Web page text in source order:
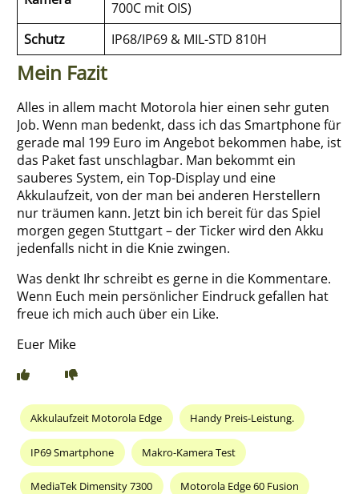
700C mit OIS)
Schutz
IP68/IP69 & MIL-STD 810H
Mein Fazit
Alles in allem macht Motorola hier einen sehr guten
Job. Wenn man bedenkt, dass ich das Smartphone für
gerade mal 199 Euro im Angebot bekommen habe, ist
das Paket fast unschlagbar. Man bekommt ein
sauberes System, ein Top-Display und eine
Akkulaufzeit, von der man bei anderen Herstellern
nur träumen kann. Jetzt bin ich bereit für das Spiel
morgen gegen Stuttgart – der Ticker wird den Akku
jedenfalls nicht in die Knie zwingen.
Was denkt Ihr schreibt es gerne in die Kommentare.
Wenn Euch mein persönlicher Eindruck gefallen hat
freue ich mich auch über ein Like.
Euer Mike
Akkulaufzeit Motorola Edge Handy Preis-Leistung.
IP69 Smartphone Makro-Kamera Test
MediaTek Dimensity 7300 Motorola Edge 60 Fusion